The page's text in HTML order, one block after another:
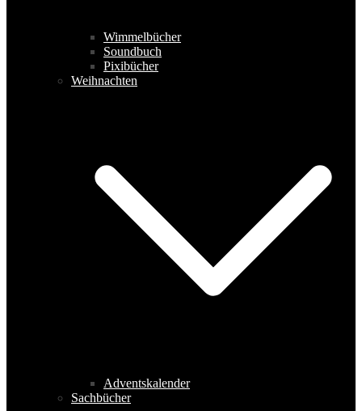
Wimmelbücher
Soundbuch
Pixibücher
Weihnachten
Adventskalender
Sachbücher